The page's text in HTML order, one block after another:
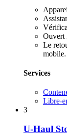
Ouvert
Le
mobile.
Services
Libre-
3
U-Haul